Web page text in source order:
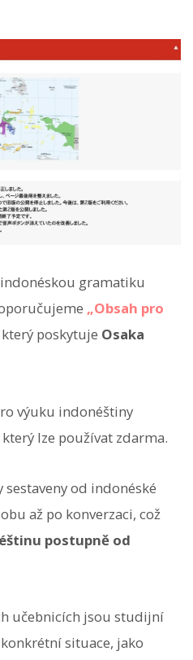
gramatiku
„Obsah pro
který poskytuje Osaka
výuku indonéštiny
lze používat zdarma.
od indonéské
až po konverzaci, což
postupně od
učebnicích jsou studijní
situace, jako